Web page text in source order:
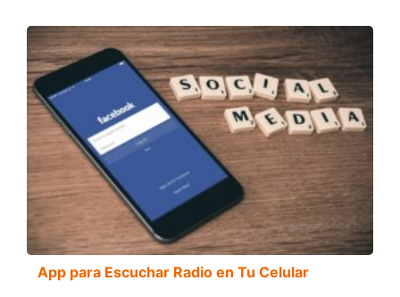
App para Escuchar Radio en Tu Celular